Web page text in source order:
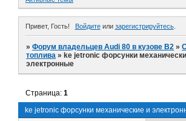
Привет, Гость! Войдитеили зарегистрируйтесь.
»Форум владельцев Audi 80 в кузове В2 »
топлива »ke jetronic форсунки
электронные
ke jetronic форсунки механические и
Страница:1